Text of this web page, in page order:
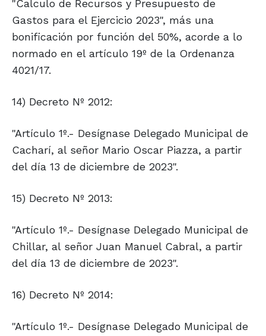
"Calculo de Recursos y Presupuesto de
Gastos para el Ejercicio 2023", más una
bonificación por función del 50%, acorde a lo
normado en el artículo 19º de la Ordenanza
4021/17.
14) Decreto Nº 2012:
"Artículo 1º.- Desígnase Delegado Municipal de
Cacharí, al señor Mario Oscar Piazza, a partir
del día 13 de diciembre de 2023".
15) Decreto Nº 2013:
"Artículo 1º.- Desígnase Delegado Municipal de
Chillar, al señor Juan Manuel Cabral, a partir
del día 13 de diciembre de 2023".
16) Decreto Nº 2014:
"Artículo 1º.- Desígnase Delegado Municipal de